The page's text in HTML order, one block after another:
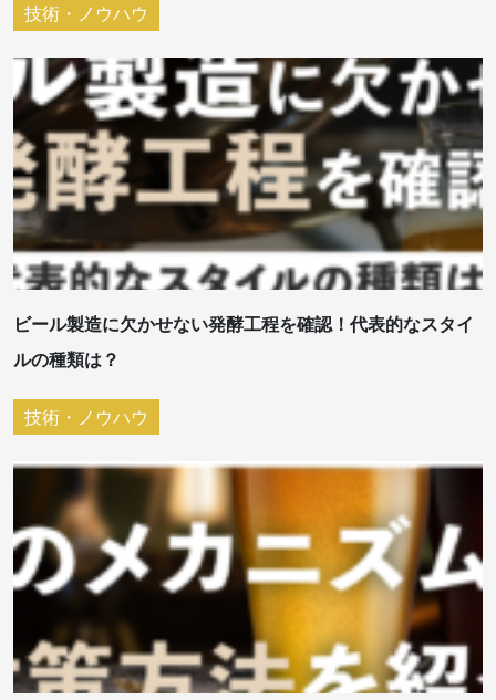
技術・ノウハウ
ビール製造に欠かせない発酵工程を確認！代表的なスタイ
ルの種類は？
技術・ノウハウ